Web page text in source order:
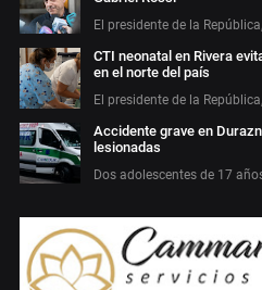
El presidente de la
CTI neonatal en Rivera
en el norte del país
El presidente de la
Accidente grave en
lesionadas
Dos adolescentes de 17